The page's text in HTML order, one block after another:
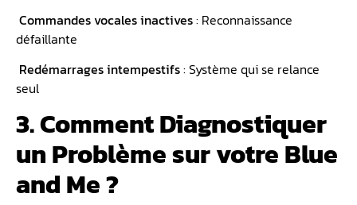
️ Commandes vocales inactives: Reconnaissance
défaillante
️ Redémarrages intempestifs: Système qui se relance
seul
3. Comment Diagnostiquer
un Problème sur votre Blue
and Me ?